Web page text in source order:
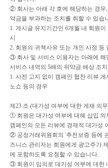
② 회사는 아래 각 호에 해당하는 경우,
약금을 부과하는 조치를 취할 수 있습
1. 게시글 유지기간인 6개월 내 회원이
시
2. 회원의 귀책사유 또는 개인 사정 등
③ 회사 및 서비스 이용자는 아래에 해
서비스 내역의 5배의 위약금 배상 조
1. 사전 고지 없이 캠페인 협찬 리뷰 게
노쇼 등의 경우
제 23 조 (대가성 여부에 대한 게재 의무
① 회원은 대가성 여부에 대해 삽입
캠페인의 모든 리뷰에 경제적 대가성
② 공정거래위원회의 '추천보증 등에
즈니스 관리자는 회원에게 광고주가
에 포함하도록 요청할 수 있습니다.
③ 회원이 임의로 대가성 여부에 대한